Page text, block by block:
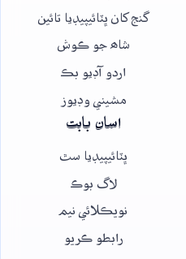
گنج کان ڀٽائيپيڊيا تائين
شاھ جو ڪوش
اردو آڊيو بڪ
مشيني وڊيوز
اسان بابت
ڀٽائيپيڊيا سٿ
لاگ بوڪ
نويڪلائي نيم
رابطو ڪريو